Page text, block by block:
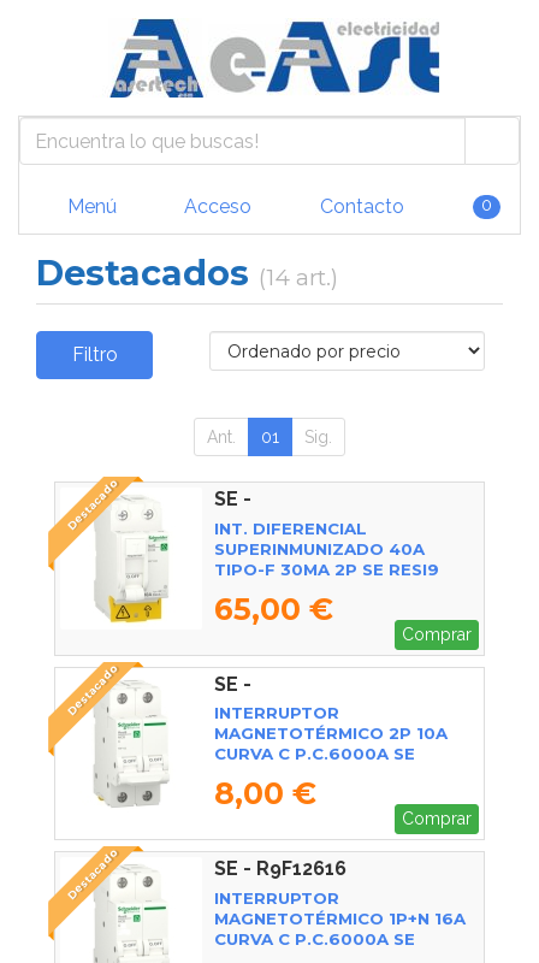
Menú Acceso Contacto 0
Destacados (14 art.)
Filtro
Ant. 01 Sig.
Destacado SE -
INT. DIFERENCIAL
SUPERINMUNIZADO 40A
TIPO-F 30MA 2P SE RESI9
65,00 €
Comprar
Destacado SE -
INTERRUPTOR
MAGNETOTÉRMICO 2P 10A
CURVA C P.C.6000A SE
8,00 €
Comprar
Destacado SE - R9F12616
INTERRUPTOR
MAGNETOTÉRMICO 1P+N 16A
CURVA C P.C.6000A SE